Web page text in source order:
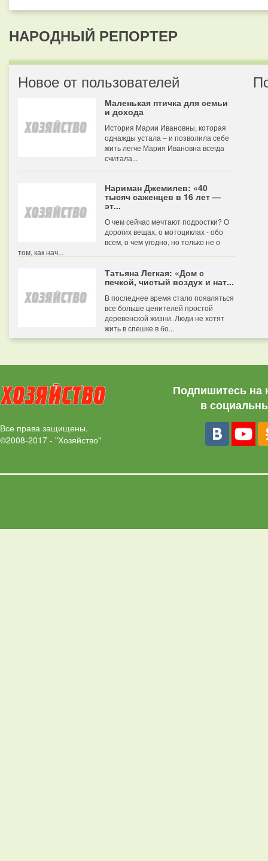
НАРОДНЫЙ РЕПОРТЕР
Новое от пользователей
Маленькая птичка для семьи
и дохода
История Марии Ивановны, которая
однажды устала – и позволила себе
жить легче Мария Ивановна всегда
считала...
Нариман Джемилев: «40
тысяч саженцев в 16 лет —
эт...
О чем сейчас мечтают подростки? О
дорогих вещах, о мотоциклах - обо
всем, о чем угодно, но только не о
том, как нач...
Татьяна Легкая: «Дом с
печкой, чистый воздух и нат...
В последнее время стало появляться
все больше ценителей простой
деревенской жизни. Люди не хотят
жить в спешке в бо...
Все права защищены.
©2008-2017 - "Хозяйство"
Подпишитесь на
в